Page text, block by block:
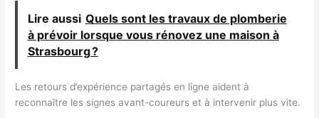
Lire aussi Quels sont les travaux de plomberie
à prévoir lorsque vous rénovez une maison à
Strasbourg ?
Les retours d’expérience partagés en ligne aident à
reconnaître les signes avant-coureurs et à intervenir plus vite.